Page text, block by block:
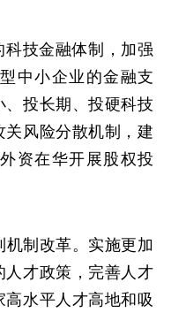
技金融体制，加强
中小企业的金融支
投长期、投硬科技
风险分散机制，建
资在华开展股权投
机制改革。实施更加
才政策，完善人才
水平人才高地和吸